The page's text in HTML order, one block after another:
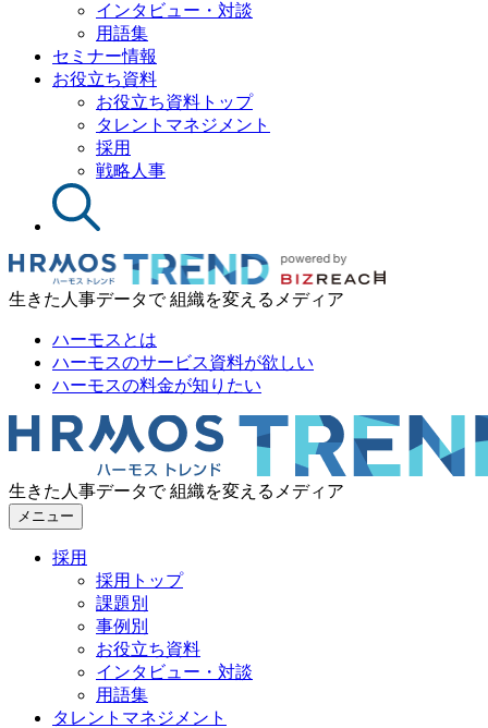
インタビュー・対談
用語集
セミナー情報
お役立ち資料
お役立ち資料トップ
タレントマネジメント
採用
戦略人事
生きた人事データで 組織を変えるメディア
ハーモスとは
ハーモスのサービス資料が欲しい
ハーモスの料金が知りたい
生きた人事データで 組織を変えるメディア
メニュー
採用
採用トップ
課題別
事例別
お役立ち資料
インタビュー・対談
用語集
タレントマネジメント